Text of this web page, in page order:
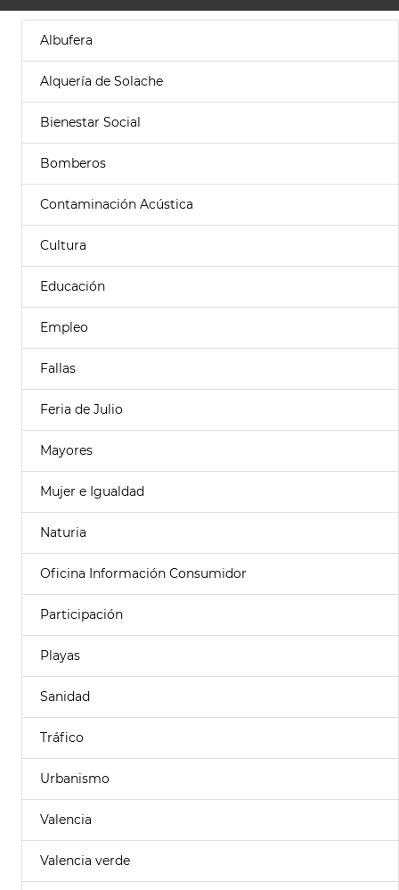
Albufera
Alquería de Solache
Bienestar Social
Bomberos
Contaminación Acústica
Cultura
Educación
Empleo
Fallas
Feria de Julio
Mayores
Mujer e Igualdad
Naturia
Oficina Información Consumidor
Participación
Playas
Sanidad
Tráfico
Urbanismo
Valencia
Valencia verde